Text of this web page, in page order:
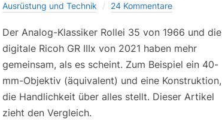
Ausrüstung und Technik
24 Kommentare
Der Analog-Klassiker Rollei 35 von 1966 und die
digitale Ricoh GR IIIx von 2021 haben mehr
gemeinsam, als es scheint. Zum Beispiel ein 40-
mm-Objektiv (äquivalent) und eine Konstruktion,
die Handlichkeit über alles stellt. Dieser Artikel
zieht den Vergleich.